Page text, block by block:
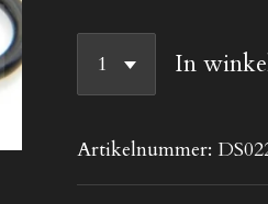
In
Artikelnummer: